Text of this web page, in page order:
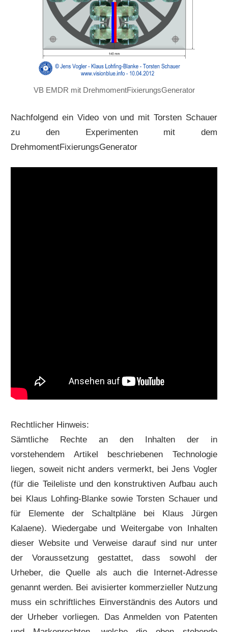
VB EMDR mit DrehmomentFixierungsGenerator
Nachfolgend ein Video von und mit Torsten Schauer
zu den Experimenten mit dem
DrehmomentFixierungsGenerator
Rechtlicher Hinweis:
Sämtliche Rechte an den Inhalten der in
vorstehendem Artikel beschriebenen Technologie
liegen, soweit nicht anders vermerkt, bei Jens Vogler
(für die Teileliste und den konstruktiven Aufbau auch
bei Klaus Lohfing-Blanke sowie Torsten Schauer und
für Elemente der Schaltpläne bei Klaus Jürgen
Kalaene). Wiedergabe und Weitergabe von Inhalten
dieser Website und Verweise darauf sind nur unter
der Voraussetzung gestattet, dass sowohl der
Urheber, die Quelle als auch die Internet-Adresse
genannt werden. Bei avisierter kommerzieller Nutzung
muss ein schriftliches Einverständnis des Autors und
der Urheber vorliegen. Das Anmelden von Patenten